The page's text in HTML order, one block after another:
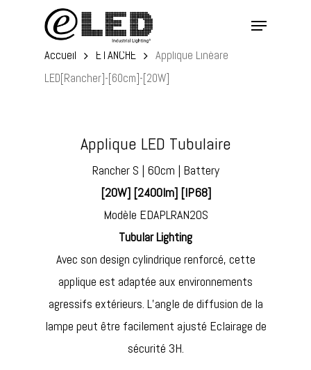
Menu
Accueil ÉTANCHE
Applique Linéare
LED[Rancher]-[60cm]-[20W]
Applique LED Tubulaire
Rancher S | 60cm | Battery
[20W] [2400lm] [IP68]
Modèle EDAPLRAN20S
Tubular Lighting
Avec son design cylindrique renforcé, cette
applique est adaptée aux environnements
agressifs extérieurs. L’angle de diffusion de la
lampe peut être facilement ajusté Eclairage de
sécurité 3H.